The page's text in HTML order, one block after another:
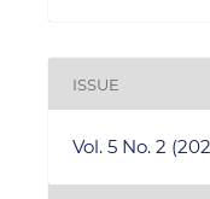
ISSUE
Vol. 5 No. 2